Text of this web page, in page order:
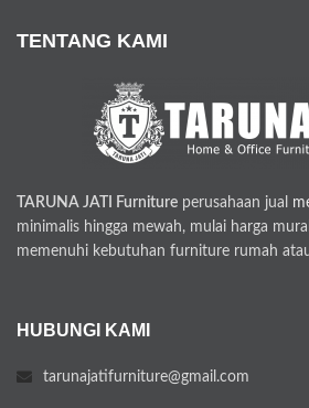
TENTANG KAMI
TARUNA JATI Furniture perusahaan jual
minimalis hingga mewah, mulai harga
memenuhi kebutuhan furniture rumah
HUBUNGI KAMI
tarunajatifurniture@gmail.com